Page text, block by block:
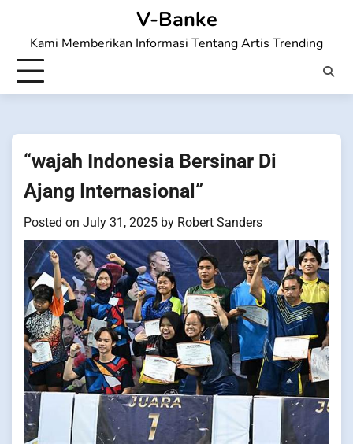
content
V-Banke
Kami Memberikan Informasi Tentang Artis Trending
“wajah Indonesia Bersinar Di
Ajang Internasional”
Posted on July 31, 2025 by Robert Sanders